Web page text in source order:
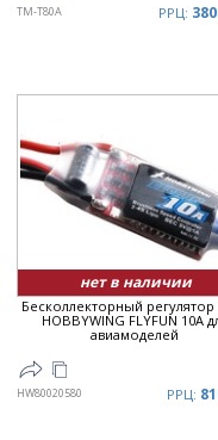
TM-T80A РРЦ:
нет в наличии
Бесколлекторный регулятор
HOBBYWING FLYFUN 10A
авиамоделей
HW80020580 РРЦ: